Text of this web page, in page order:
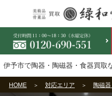
伊予市で陶器・陶磁器・食器買取
HOME 対応エリア 陶磁